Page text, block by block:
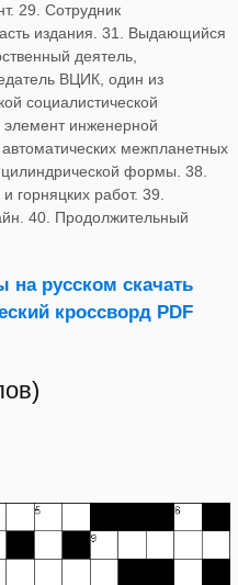
29. Сотрудник
издания. 31. Выдающийся
деятель,
ВЦИК, один из
социалистической
инженерной
межпланетных
формы. 38.
горняцких работ. 39.
40. Продолжительный